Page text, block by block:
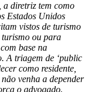
a diretriz tem como
Estados Unidos
vistos de turismo
ou para
base na
A triagem de ‘public
como residente,
venha a depender
o advogado.